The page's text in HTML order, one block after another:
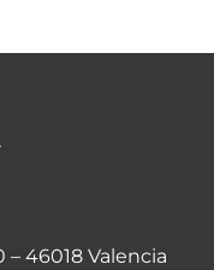
– 46018 Valencia